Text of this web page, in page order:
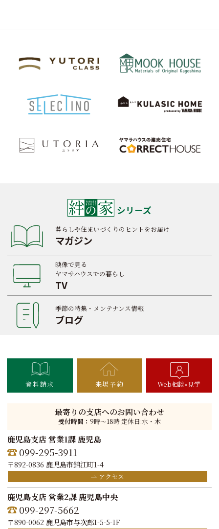
シリーズ
暮らしや住まいづくりのヒントをお届け
マガジン
映像で見る
ヤマサハウスでの暮らし
TV
季節の特集・メンテナンス情報
ブログ
資料請求 来場予約 Web相談 見学
最寄りの支店へのお問い合わせ
受付時間： 9時〜18時 定休日:水・木
鹿児島支店 営業1課 鹿児島
099-295-3911
〒892-0836 鹿児島市錦江町1-4
アクセス
鹿児島支店 営業2課 鹿児島中央
099-297-5662
〒890-0062 鹿児島市与次郎1-5-5-1F